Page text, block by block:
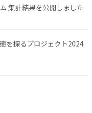
集計結果を公開しました
を探るプロジェクト2024